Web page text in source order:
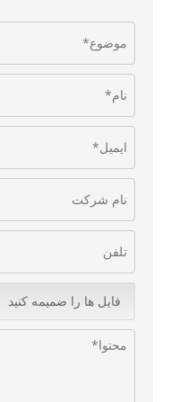
فایل ها را ضمیمه کنید